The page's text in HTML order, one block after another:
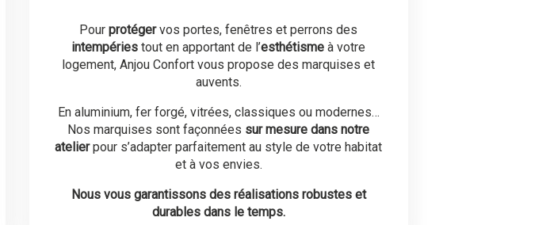
Pourprotégervos portes, fenêtres et perrons des
intempériestout en apportant de l’esthétismeà votre
logement, Anjou Confort vous propose des marquises et
auvents.
En aluminium, fer forgé, vitrées, classiques ou modernes…
Nos marquises sont façonnées sur mesure dans notre
atelierpour s’adapter parfaitement au style de votre habitat
et à vos envies.
Nous vous garantissons des réalisations robustes et
durables dans le temps.